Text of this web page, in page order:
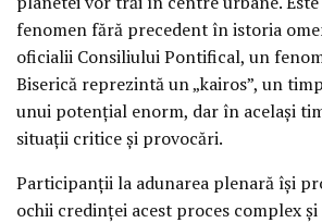
fenomen fără precedent în istoria
oficialii Consiliului Pontifical, un
Biserică reprezintă un „kairos”, un
unui potenţial enorm, dar în acelaşi
situaţii critice şi provocări.
Participanţii la adunarea plenară îşi
ochii credinţei acest proces complex